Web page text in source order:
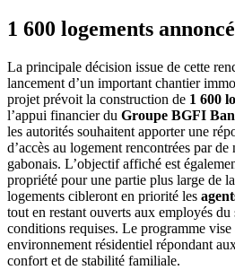
1 600 logements
La principale décision issue de cette
lancement d’un important chantier
projet prévoit la construction de 1 600
l’appui financier du Groupe BGFI
les autorités souhaitent apporter une
d’accès au logement rencontrées par
gabonais. L’objectif affiché est
propriété pour une partie plus large de
logements cibleront en priorité les
tout en restant ouverts aux employés
conditions requises. Le programme vise
environnement résidentiel répondant
confort et de stabilité familiale.